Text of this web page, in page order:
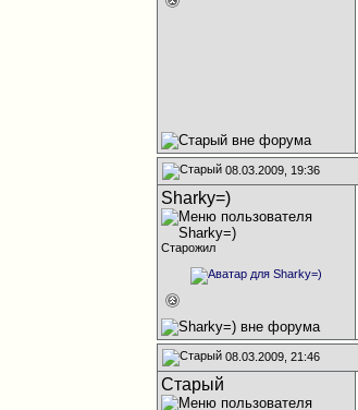
08.03.2009, 19:36
Sharky=)
Старожил
08.03.2009, 21:46
Старый